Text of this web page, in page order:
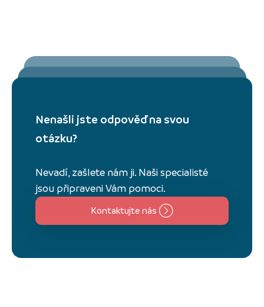
Nenašli jste odpověď na svou
otázku?
Nevadí, zašlete nám ji. Naši specialisté
jsou připraveni Vám pomoci.
Kontaktujte nás